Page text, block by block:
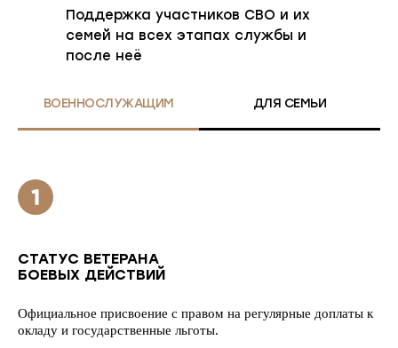
Поддержка участников СВО и их
семей на всех этапах службы и
после неё
ВОЕННОСЛУЖАЩИМ ДЛЯ СЕМЬИ
СТАТУС ВЕТЕРАНА
БОЕВЫХ ДЕЙСТВИЙ
Официальное присвоение с правом на регулярные доплаты к
окладу и государственные льготы.